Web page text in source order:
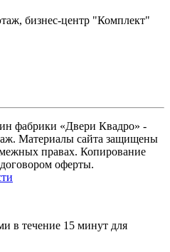
бизнес-центр "Комплект"
фабрики «Двери Квадро» -
Материалы сайта защищены
правах. Копирование
оферты.
в течение 15 минут для